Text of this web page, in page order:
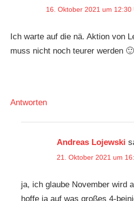
16. Oktober 2021 um 12:30
Ich warte auf die nä. Aktion von
muss nicht noch teurer werden 🙂
Antworten
Andreas Lojewski
21. Oktober 2021 um
ja, ich glaube November wird
hoffe ja auf was großes 4-